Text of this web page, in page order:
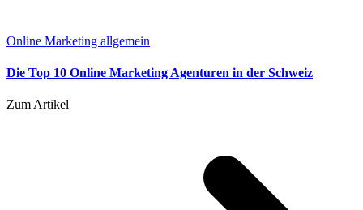
Online Marketing allgemein
Die Top 10 Online Marketing Agenturen in der Schweiz
Zum Artikel